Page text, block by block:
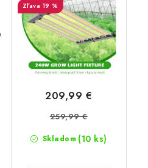
19 %
Skladom (10 ks)
209,99 €
259,99 €